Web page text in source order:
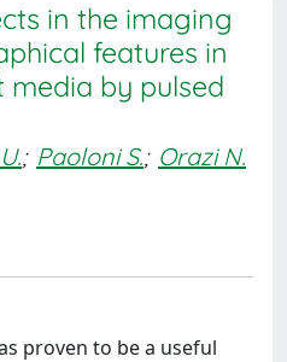
in the imaging
features in
by pulsed
; Paoloni S.; Orazi N.
proven to be a useful